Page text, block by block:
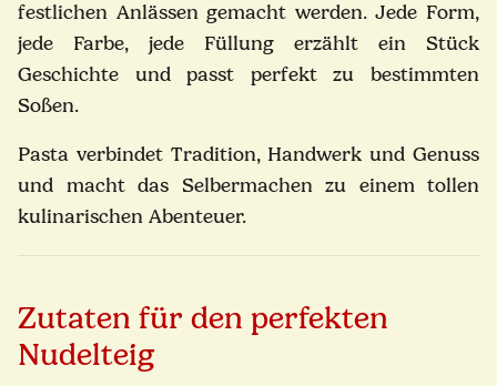
festlichen Anlässen gemacht werden. Jede Form,
jede Farbe, jede Füllung erzählt ein Stück
Geschichte und passt perfekt zu bestimmten
Soßen.
Pasta verbindet Tradition, Handwerk und Genuss
und macht das Selbermachen zu einem tollen
kulinarischen Abenteuer.
Zutaten für den perfekten
Nudelteig